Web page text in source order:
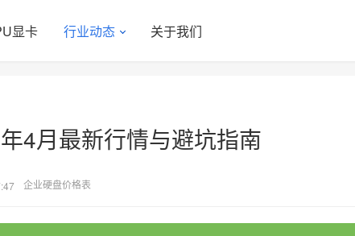
显卡 行业动态 关于我们
4月最新行情与避坑指南
企业硬盘价格表